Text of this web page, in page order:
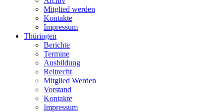
Mitglied werden
Kontakte
Impressum
Thüringen
Berichte
Termine
Ausbildung
Reitrecht
Mitglied Werden
Vorstand
Kontakte
Impressum